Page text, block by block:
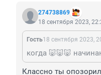
274738869
18 сентября 2023,
Гость18 сентября 2023,
Классно ты